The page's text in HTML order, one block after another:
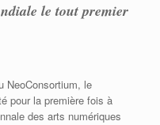
le tout premier
NeoConsortium, le
pour la première fois à
des arts numériques